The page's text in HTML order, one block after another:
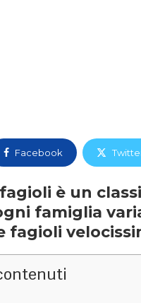
Facebook
è un
famiglia
fagioli